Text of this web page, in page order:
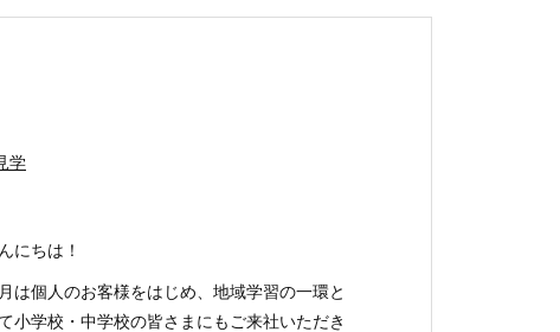
学
にちは！
は個人のお客様をはじめ、地域学習の一環と
小学校・中学校の皆さまにもご来社いただき